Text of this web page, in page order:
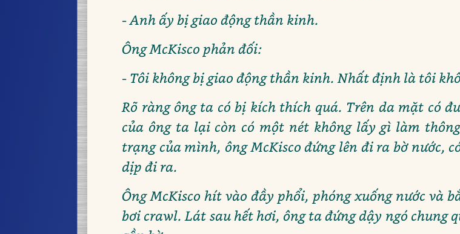
- Anh ấy bị giao động thần kinh.
Ông McKisco phản đối:
- Tôi không bị giao động thần kinh. Nhất định là tôi
Rõ ràng ông ta có bị kích thích quá. Trên da mặt có
của ông ta lại còn có một nét không lấy gì làm
trạng của mình, ông McKisco đứng lên đi ra bờ nước,
dịp đi ra.
Ông McKisco hít vào đầy phổi, phóng xuống nước và
bơi crawl. Lát sau hết hơi, ông ta đứng dậy ngó chung